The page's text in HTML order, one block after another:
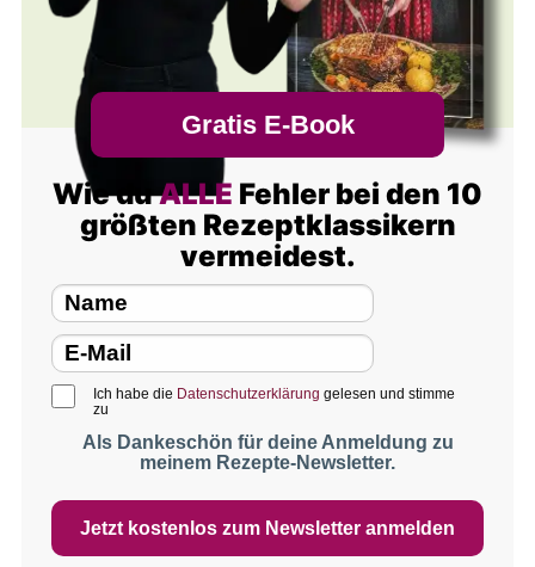
Gratis E-Book
Wie duALLE Fehler bei den 10
größten Rezeptklassikern
vermeidest.
Ich habe die Datenschutzerklärung gelesen und stimme
zu
Als Dankeschön für deine Anmeldung zu
meinem Rezepte-Newsletter.
Jetzt kostenlos zum Newsletter anmelden